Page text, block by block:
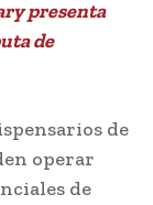
presenta
de
de
operar
de